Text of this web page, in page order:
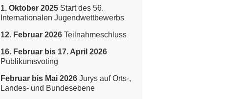
1. Oktober 2025 Start des 56.
Internationalen Jugendwettbewerbs
12. Februar 2026 Teilnahmeschluss
16. Februar bis 17. April 2026
Publikumsvoting
Februar bis Mai 2026 Jurys auf Orts-,
Landes- und Bundesebene